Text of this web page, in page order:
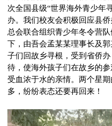
次全国县级“世界海外青少年
办。我们校友会积极回应县
总会联合组织青少年冬令营
下，由吾会孟某某理事长及
子们回故乡寻根，受到省侨
待，使海外孩子们在故乡的
受血浓于水的亲情。两个星
多，纷纷表态还要再回来！